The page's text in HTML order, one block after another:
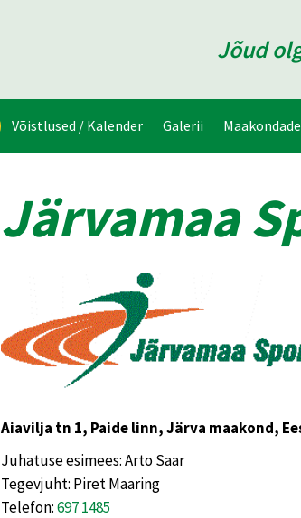
Jõud
Võistlused / Kalender Galerii
Järvamaa
Aiavilja tn 1, Paide linn, Järva maakond,
Juhatuse esimees: Arto Saar
Tegevjuht: Piret Maaring
Telefon:697 1485